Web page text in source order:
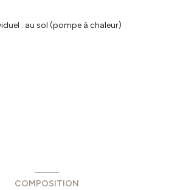
: au sol (pompe à chaleur)
COMPOSITION